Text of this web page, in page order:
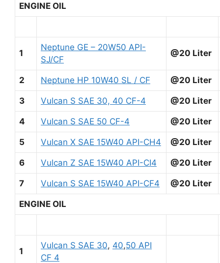
ENGINE OIL
1
Neptune GE – 20W50 API-
SJ/CF
@20 Liter
2 Neptune HP 10W40 SL / CF @20 Liter
3 Vulcan S SAE 30, 40 CF-4 @20 Liter
4 Vulcan S SAE 50 CF-4 @20 Liter
5 Vulcan X SAE 15W40 API-CH4 @20 Liter
6 Vulcan Z SAE 15W40 API-CI4 @20 Liter
7 Vulcan S SAE 15W40 API-CF4 @20 Liter
ENGINE OIL
1
Vulcan S SAE 30, 40,50 API
CF 4